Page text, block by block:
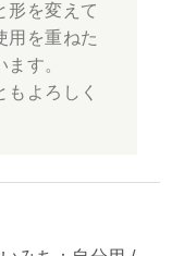
形を変えて
用を重ねた
す。
よろしく